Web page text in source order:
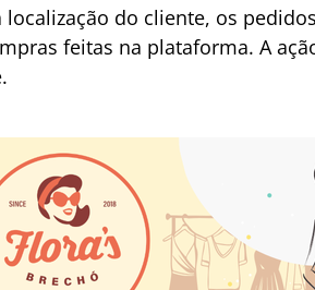
do cliente, os
feitas na plataforma. A